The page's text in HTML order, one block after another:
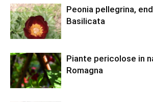
Peonia pellegrina,
Basilicata
Piante pericolose in
Romagna